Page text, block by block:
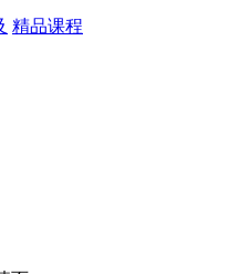
精品课程